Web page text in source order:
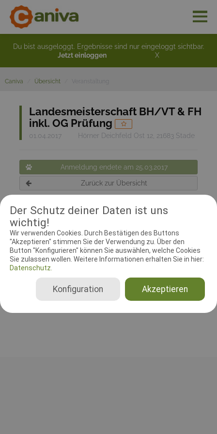
Der Schutz deiner Daten ist uns
wichtig!
Wir verwenden Cookies. Durch Bestätigen des Buttons
"Akzeptieren" stimmen Sie der Verwendung zu. Über den
Button "Konfigurieren" können Sie auswählen, welche Cookies
Sie zulassen wollen. Weitere Informationen erhalten Sie in hier:
Datenschutz.
Akzeptieren
Konfiguration
Du bist ausgeloggt. Ergebnisse sind nur eingeloggt sichtbar.
Jetzt einloggen
X
Caniva Übersicht
Landesmeisterschaft BH/VT & FH
inkl. OG Prüfung
01.04.2017 Hörner Deichfeld Ost 12, 21683 Stade
Anmeldung endete am 25.03.2017
Zurück zur Übersicht
RICHTER UND HELFER
Leistungsrichter Schutzdiensthelfer
Leistungsrichter
Deutschland